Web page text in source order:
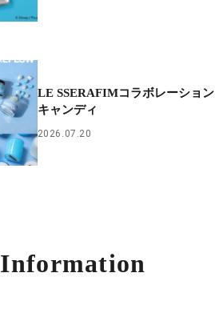
LE SSERAFIMコラボレーション
キャンディ
2026.07.20
Information